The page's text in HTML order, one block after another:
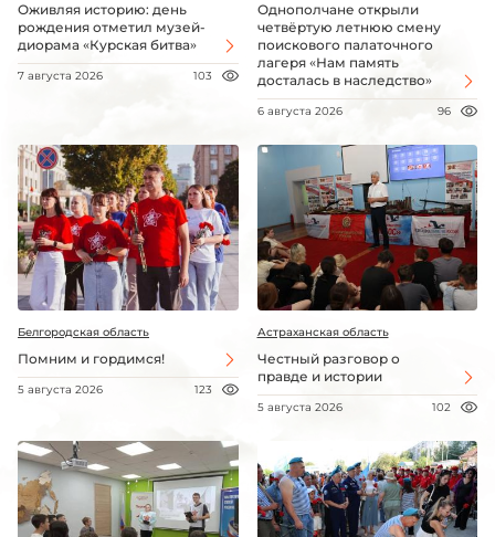
Оживляя историю: день
рождения отметил музей-
диорама «Курская битва»
7 августа 2026 103
Однополчане открыли
четвёртую летнюю смену
поискового палаточного
лагеря «Нам память
досталась в наследство»
6 августа 2026 96
Белгородская область
Помним и гордимся!
5 августа 2026 123
Астраханская область
Честный разговор о
правде и истории
5 августа 2026 102